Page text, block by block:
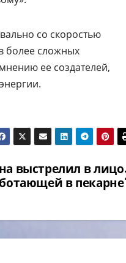
со скоростью
более сложных
ее создателей,
выстрелил в лицо
в пекарне